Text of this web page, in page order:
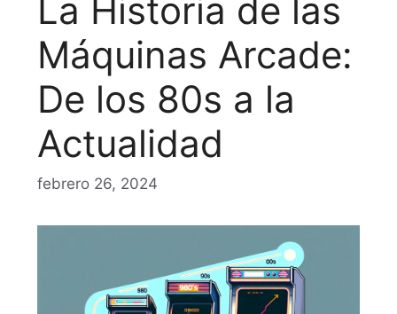
La Historia de las
Máquinas Arcade:
De los 80s a la
Actualidad
febrero 26, 2024